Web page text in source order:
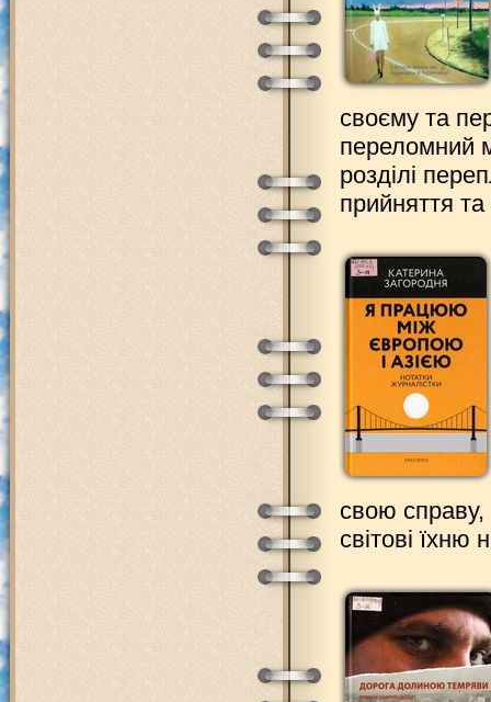
своєму та
переломний
розділі
прийняття та
свою справу,
світові їхню